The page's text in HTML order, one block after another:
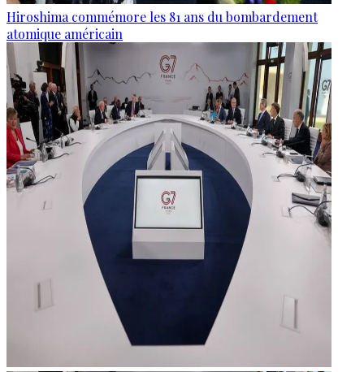
Hiroshima commémore les 81 ans du bombardement
atomique américain